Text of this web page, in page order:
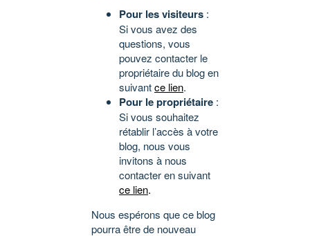
Pour les visiteurs :
Si vous avez des
questions, vous
pouvez contacter le
propriétaire du blog en
suivantce lien.
Pour le propriétaire :
Si vous souhaitez
rétablir l’accès à votre
blog, nous vous
invitons à nous
contacter en suivant
ce lien.
Nous espérons que ce blog
pourra être de nouveau